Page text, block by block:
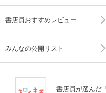
書店員おすすめレビュー
みんなの公開リスト
書店員が選んだ